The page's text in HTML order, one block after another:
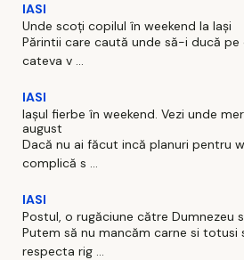
IASI
Unde scoți copilul în weekend la Iași
Părintii care caută unde să-i ducă pe
cateva v ...
IASI
Iașul fierbe în weekend. Vezi unde
august
Dacă nu ai făcut incă planuri pentru
complică s ...
IASI
Postul, o rugăciune către Dumnezeu
Putem să nu mancăm carne si totusi
respecta rig ...